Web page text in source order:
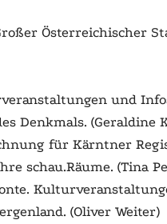
Österreichischer
und
Denkmals. (Geraldine
für Kärntner
schau.Räume. (Tina
(Oliver Weiter)